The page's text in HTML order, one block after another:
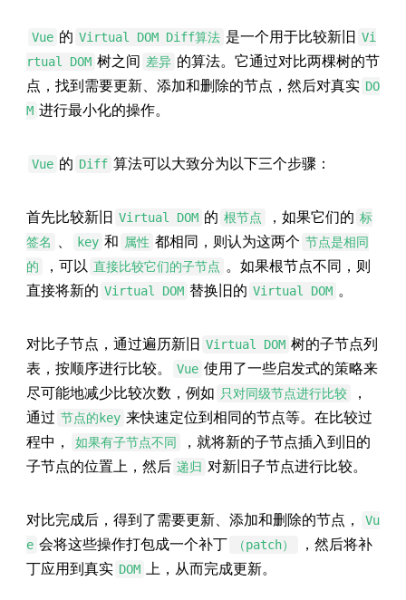
Vue 的 Virtual DOM Diff算法 是一个用于比较新旧 Vi
rtual DOM 树之间 差异 的算法。它通过对比两棵树的节
点，找到需要更新、添加和删除的节点，然后对真实 DO
M 进行最小化的操作。
Vue 的 Diff 算法可以大致分为以下三个步骤：
首先比较新旧 Virtual DOM 的 根节点 ，如果它们的 标
签名
key 和 属性 都相同，则认为这两个 节点是相同
的
，可以 直接比较它们的子节点 。如果根节点不同，则
直接将新的 Virtual DOM 替换旧的 Virtual DOM 。
对比子节点，通过遍历新旧 Virtual DOM 树的子节点列
表，按顺序进行比较。
Vue 使用了一些启发式的策略来
尽可能地减少比较次数，例如 只对同级节点进行比较
，
通过 节点的key 来快速定位到相同的节点等。在比较过
程中，
如果有子节点不同
，就将新的子节点插入到旧的
子节点的位置上，然后 递归 对新旧子节点进行比较。
对比完成后，得到了需要更新、添加和删除的节点，
Vu
e 会将这些操作打包成一个补丁 （patch）
，然后将补
丁应用到真实 DOM 上，从而完成更新。